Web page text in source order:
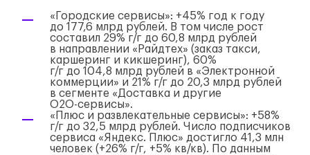
«Городские сервисы»: +45% год к году
до 177,6 млрд рублей. В том числе рост
составил 29% г/г до 60,8 млрд рублей
в направлении «Райдтех» (заказ такси,
каршеринг и кикшеринг), 60%
г/г до 104,8 млрд рублей в «Электронной
коммерции» и 21% г/г до 20,3 млрд рублей
в сегменте «Доставка и другие
О2О-сервисы».
«Плюс и развлекательные сервисы»: +58%
г/г до 32,5 млрд рублей. Число подписчиков
сервиса «Яндекс. Плюс» достигло 41,3 млн
человек (+26% г/г, +5% кв/кв). По данным